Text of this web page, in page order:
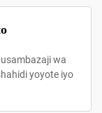
wa
yoyote iyo